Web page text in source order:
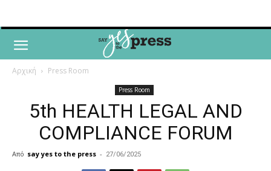
Αρχική Press Room
Press Room
5th HEALTH LEGAL AND
COMPLIANCE FORUM
Από say yes to the press - 27/06/2025